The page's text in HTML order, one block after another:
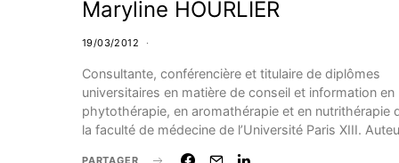
Maryline HOURLIER
19/03/2012
Consultante, conférencière et titulaire de diplômes
universitaires en matière de conseil et information en
phytothérapie, en aromathérapie et en nutrithérapie
la faculté de médecine de l’Université Paris XIII.
PARTAGER